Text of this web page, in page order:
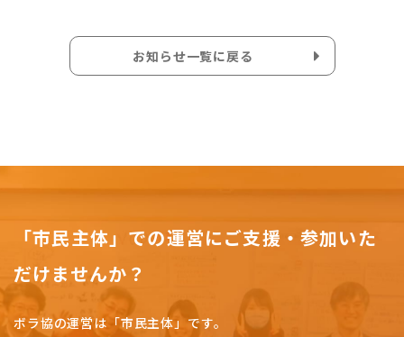
お知らせ一覧に戻る
「市民主体」での運営にご支援・参加いた
だけませんか？
ボラ協の運営は「市民主体」です。